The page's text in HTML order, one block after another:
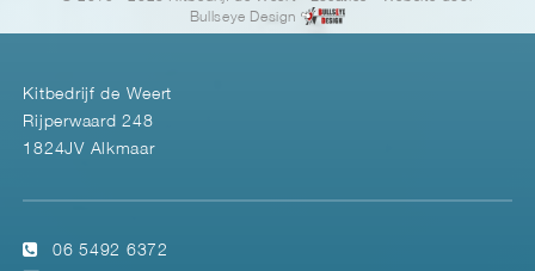
Bullseye Design
Kitbedrijf de Weert
Rijperwaard 248
1824JV Alkmaar
06 5492 6372